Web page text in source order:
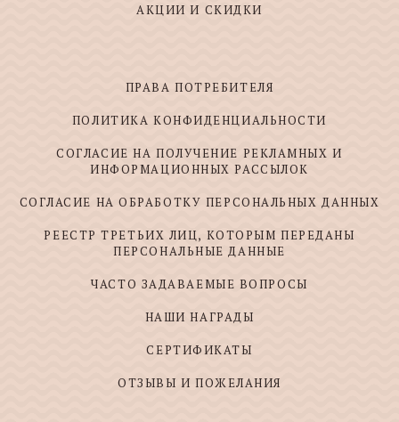
АКЦИИ И СКИДКИ
ПРАВА ПОТРЕБИТЕЛЯ
ПОЛИТИКА КОНФИДЕНЦИАЛЬНОСТИ
СОГЛАСИЕ НА ПОЛУЧЕНИЕ РЕКЛАМНЫХ И
ИНФОРМАЦИОННЫХ РАССЫЛОК
СОГЛАСИЕ НА ОБРАБОТКУ ПЕРСОНАЛЬНЫХ ДАННЫХ
РЕЕСТР ТРЕТЬИХ ЛИЦ, КОТОРЫМ ПЕРЕДАНЫ
ПЕРСОНАЛЬНЫЕ ДАННЫЕ
ЧАСТО ЗАДАВАЕМЫЕ ВОПРОСЫ
НАШИ НАГРАДЫ
СЕРТИФИКАТЫ
ОТЗЫВЫ И ПОЖЕЛАНИЯ